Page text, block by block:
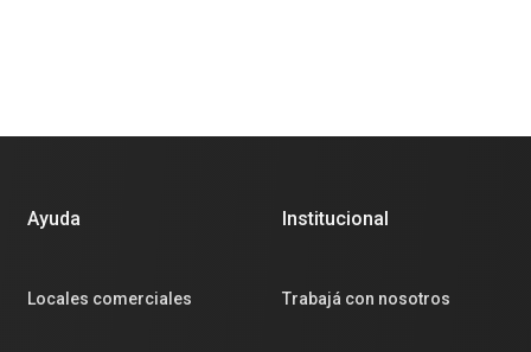
Ayuda
Locales comerciales
Institucional
Trabajá con nosotros